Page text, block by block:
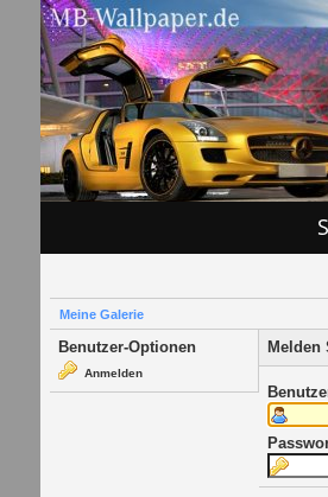
Meine Galerie
Benutzer-Optionen
Anmelden
Melden